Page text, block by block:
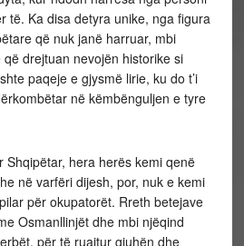
të. Ka disa detyra unike, nga figura
që nuk janë harruar, mbi
drejtuan nevojën historike si
paqeje e gjysmë lirie, ku do t’i
në këmbënguljen e tyre
Shqipëtar, hera herës kemi qenë
në varfëri dijesh, por, nuk e kemi
për okupatorët. Rreth betejave
Osmanllinjët dhe mbi njëqind
për të ruajtur gjuhën dhe